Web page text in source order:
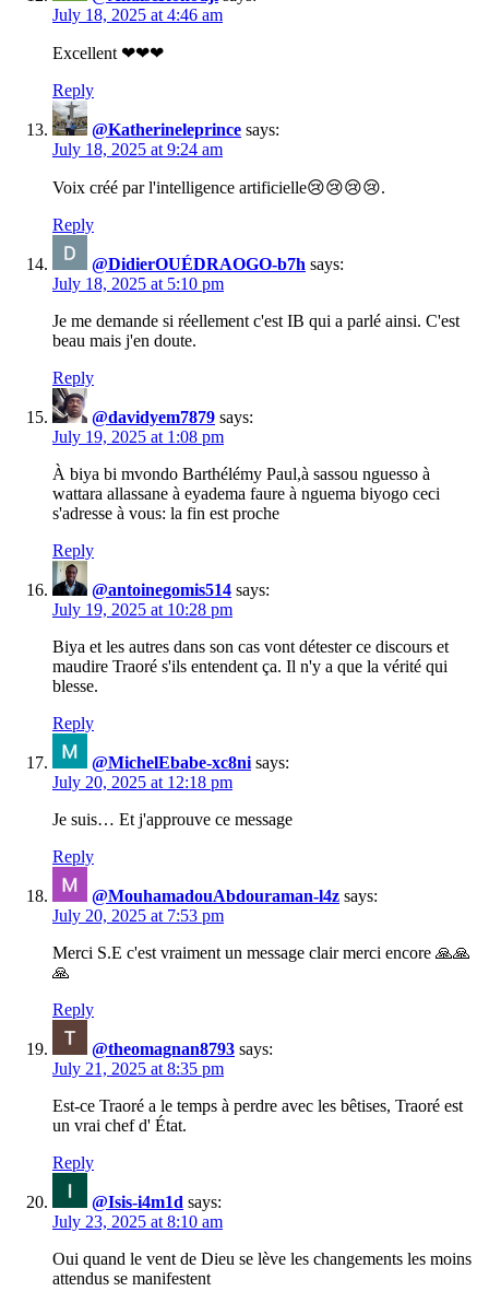
July 18, 2025 at 4:46 am
Excellent ❤❤❤
Reply
@Katherineleprince says:
July 18, 2025 at 9:24 am
Voix créé par l'intelligence artificielle😢😢😢😢.
Reply
@DidierOUÉDRAOGO-b7h says:
July 18, 2025 at 5:10 pm
Je me demande si réellement c'est IB qui a parlé ainsi. C'est
beau mais j'en doute.
Reply
@davidyem7879 says:
July 19, 2025 at 1:08 pm
À biya bi mvondo Barthélémy Paul,à sassou nguesso à
wattara allassane à eyadema faure à nguema biyogo ceci
s'adresse à vous: la fin est proche
Reply
@antoinegomis514 says:
July 19, 2025 at 10:28 pm
Biya et les autres dans son cas vont détester ce discours et
maudire Traoré s'ils entendent ça. Il n'y a que la vérité qui
blesse.
Reply
@MichelEbabe-xc8ni says:
July 20, 2025 at 12:18 pm
Je suis… Et j'approuve ce message
Reply
@MouhamadouAbdouraman-l4z says:
July 20, 2025 at 7:53 pm
Merci S.E c'est vraiment un message clair merci encore 🙏🙏
🙏
Reply
@theomagnan8793 says:
July 21, 2025 at 8:35 pm
Est-ce Traoré a le temps à perdre avec les bêtises, Traoré est
un vrai chef d' État.
Reply
@Isis-i4m1d says:
July 23, 2025 at 8:10 am
Oui quand le vent de Dieu se lève les changements les moins
attendus se manifestent